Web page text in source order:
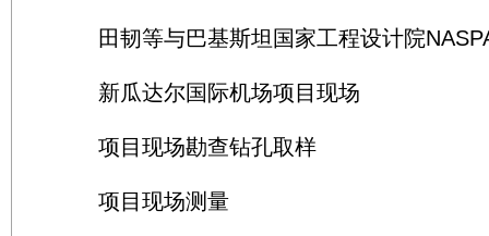
田韧等与巴基斯坦国家工程设计院
新瓜达尔国际机场项目现场
项目现场勘查钻孔取样
项目现场测量